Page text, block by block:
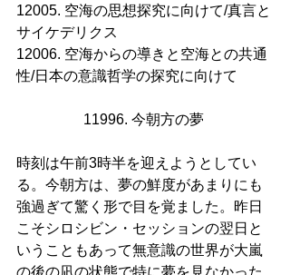
12005. 空海の思想探究に向けて/真言と
サイケデリクス
12006. 空海からの導きと空海との共通
性/日本の意識哲学の探究に向けて
11996. 今朝方の夢
時刻は午前3時半を迎えようとしてい
る。今朝方は、夢の鮮度があまりにも
強過ぎて驚く形で目を覚ました。昨日
こそシロシビン・セッションの翌日と
いうこともあって無意識の世界が大嵐